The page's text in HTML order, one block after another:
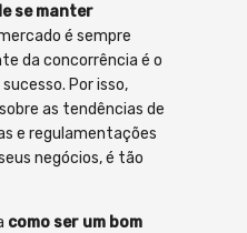
se manter
é sempre
da concorrência é o
Por isso,
as tendências de
e regulamentações
negócios, é tão
como ser um bom